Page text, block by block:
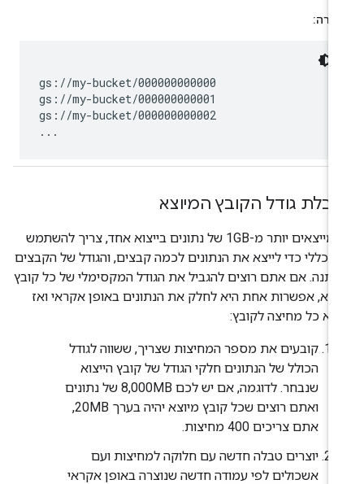
gs://my-bucket/000000000000
gs://my-bucket/000000000001
gs://my-bucket/000000000002
גודל הקובץ המיוצא
כשמייצאים יותר מ-1GB של נתונים בייצוא אחד, צריך להשתמש
כללי כדי לייצא את הנתונים לכמה קבצים, והגודל של הקבצים
אם אתם רוצים להגביל את הגודל המקסימלי של כל קובץ
אפשרות אחת היא לחלק את הנתונים באופן אקראי ואז
כל מחיצה לקובץ:
קובעים את מספר המחיצות שצריך, ששווה לגודל
הכולל של הנתונים חלקי הגודל של קובץ הייצוא
שנבחר. לדוגמה, אם יש לכם 8,000MB של נתונים
ואתם רוצים שכל קובץ מיוצא יהיה בערך 20MB,
אתם צריכים 400 מחיצות.
יוצרים טבלה חדשה עם חלוקה למחיצות ועם
אשכולים לפי עמודה חדשה שנוצרה באופן אקראי